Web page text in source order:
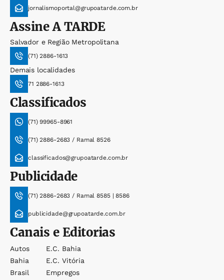
jornalismoportal@grupoatarde.com.br
AssineA TARDE
Salvador e Região Metropolitana
(71) 2886-1613
Demais localidades
71 2886-1613
Classificados
(71) 99965-8961
(71) 2886-2683 / Ramal 8526
classificados@grupoatarde.com.br
Publicidade
(71) 2886-2683 / Ramal 8585 | 8586
publicidade@grupoatarde.com.br
Canais e Editorias
Autos
Bahia
Brasil
E.c. Bahia
E.c. Vitória
Empregos